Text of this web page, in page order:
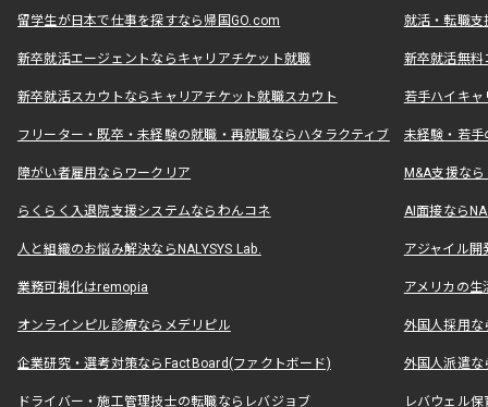
留学生が日本で仕事を探すなら帰国GO.com 就活・転職
新卒就活エージェントならキャリアチケット就職 新卒就活無料
新卒就活スカウトならキャリアチケット就職スカウト 若手ハイキ
フリーター・既卒・未経験の就職・再就職ならハタラクティブ 未経験・若手
障がい者雇用ならワークリア M&A支援な
らくらく入退院支援システムならわんコネ AI面接なら
人と組織のお悩み解決ならNALYSYS Lab. アジャイル
業務可視化はremopia アメリカの
オンラインピル診療ならメデリピル 外国人採用
企業研究・選考対策ならFactBoard(ファクトボード) 外国人派遣な
ドライバー・施工管理技士の転職ならレバジョブ レバウェル